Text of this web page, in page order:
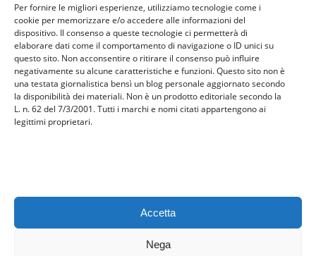
Per fornire le migliori esperienze, utilizziamo tecnologie come i
cookie per memorizzare e/o accedere alle informazioni del
dispositivo. Il consenso a queste tecnologie ci permetterà di
elaborare dati come il comportamento di navigazione o ID unici su
questo sito. Non acconsentire o ritirare il consenso può influire
negativamente su alcune caratteristiche e funzioni. Questo sito non è
una testata giornalistica bensì un blog personale aggiornato secondo
la disponibilità dei materiali. Non è un prodotto editoriale secondo la
L. n. 62 del 7/3/2001. Tutti i marchi e nomi citati appartengono ai
legittimi proprietari.
Accetta
Nega
Uncategorized
viaggi
web
web marketing
wedding
Meta